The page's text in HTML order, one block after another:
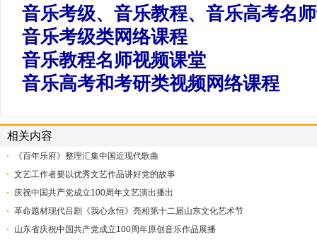
音乐考级、音乐教程、音乐高考名
音乐考级类网络课程
音乐教程名师视频课堂
音乐高考和考研类视频网络课程
相关内容
《百年乐府》整理汇集中国近现代歌曲
文艺工作者要以优秀文艺作品讲好党的故事
庆祝中国共产党成立100周年文艺演出播出
革命题材现代吕剧《我心永恒》亮相第十二届山东文化艺术节
山东省庆祝中国共产党成立100周年原创音乐作品展播